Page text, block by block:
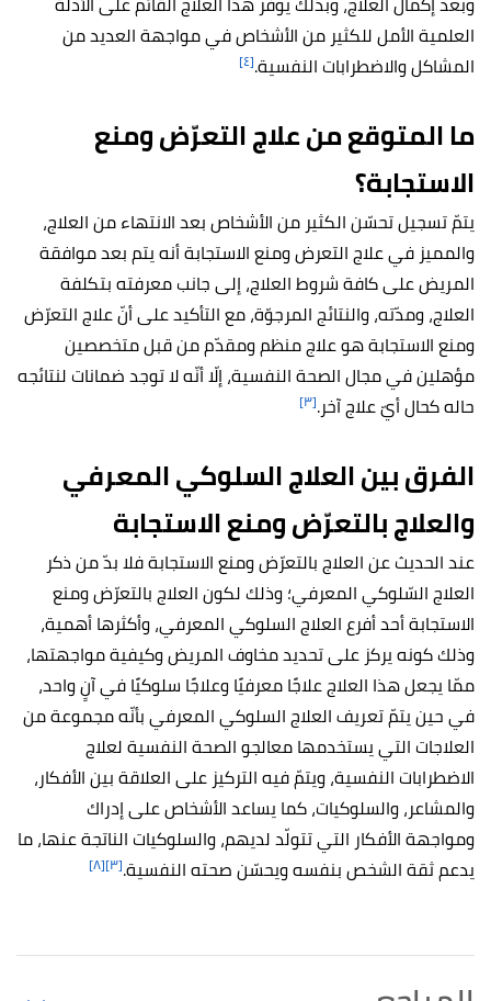
العلمية الأمل للكثير من الأشخاص في مواجهة العديد من
المشاكل والاضطرابات النفسية.[٤]
ما المتوقع من علاج التعرّض ومنع
الاستجابة؟
يتمّ تسجيل تحسّن الكثير من الأشخاص بعد الانتهاء من العلاج،
والمميز في علاج التعرض ومنع الاستجابة أنه يتم بعد موافقة
المريض على كافة شروط العلاج، إلى جانب معرفته بتكلفة
العلاج، ومدّته، والنتائج المرجوّة، مع التأكيد على أنّ علاج التعرّض
ومنع الاستجابة هو علاج منظم ومقدّم من قبل متخصصين
مؤهلين في مجال الصحة النفسية، إلّا أنّه لا توجد ضمانات لنتائجه
حاله كحال أيّ علاج آخر.[٣]
الفرق بين العلاج السلوكي المعرفي
والعلاج بالتعرّض ومنع الاستجابة
عند الحديث عن العلاج بالتعرّض ومنع الاستجابة فلا بدّ من ذكر
العلاج السّلوكي المعرفي؛ وذلك لكون العلاج بالتعرّض ومنع
الاستجابة أحد أفرع العلاج السلوكي المعرفي، وأكثرها أهمية،
وذلك كونه يركز على تحديد مخاوف المريض وكيفية مواجهتها،
ممّا يجعل هذا العلاج علاجًا معرفيًا وعلاجًا سلوكيًا في آنٍ واحد،
في حين يتمّ تعريف العلاج السلوكي المعرفي بأنّه مجموعة من
العلاجات التي يستخدمها معالجو الصحة النفسية لعلاج
الاضطرابات النفسية، ويتمّ فيه التركيز على العلاقة بين الأفكار،
والمشاعر، والسلوكيات، كما يساعد الأشخاص على إدراك
ومواجهة الأفكار التي تتولّد لديهم، والسلوكيات الناتجة عنها، ما
يدعم ثقة الشخص بنفسه ويحسّن صحته النفسية.[٣] [٨]